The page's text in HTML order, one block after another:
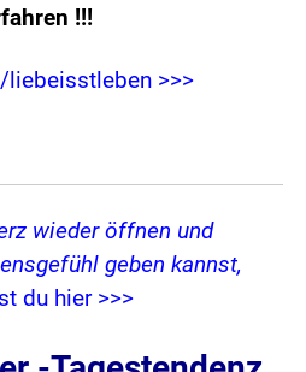
!!!
>>>
wieder öffnen und
geben kannst,
du hier >>>